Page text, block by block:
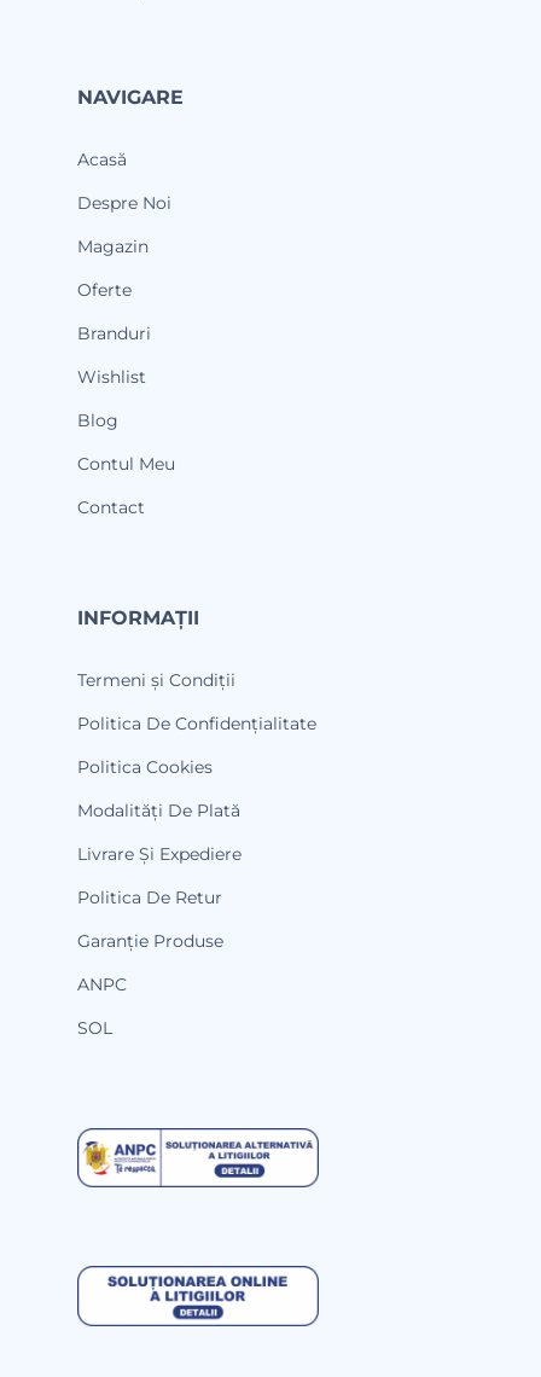
NAVIGARE
Acasă
Despre Noi
Magazin
Oferte
Branduri
Wishlist
Blog
Contul Meu
Contact
INFORMAȚII
Termeni și Condiții
Politica De Confidențialitate
Politica Cookies
Modalități De Plată
Livrare Și Expediere
Politica De Retur
Garanție Produse
ANPC
SOL